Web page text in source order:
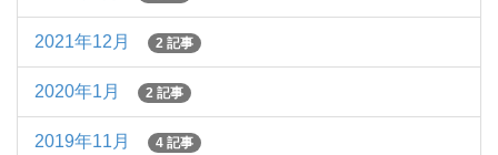
2021年12月 2 記事
2020年1月 2 記事
2019年11月 4 記事